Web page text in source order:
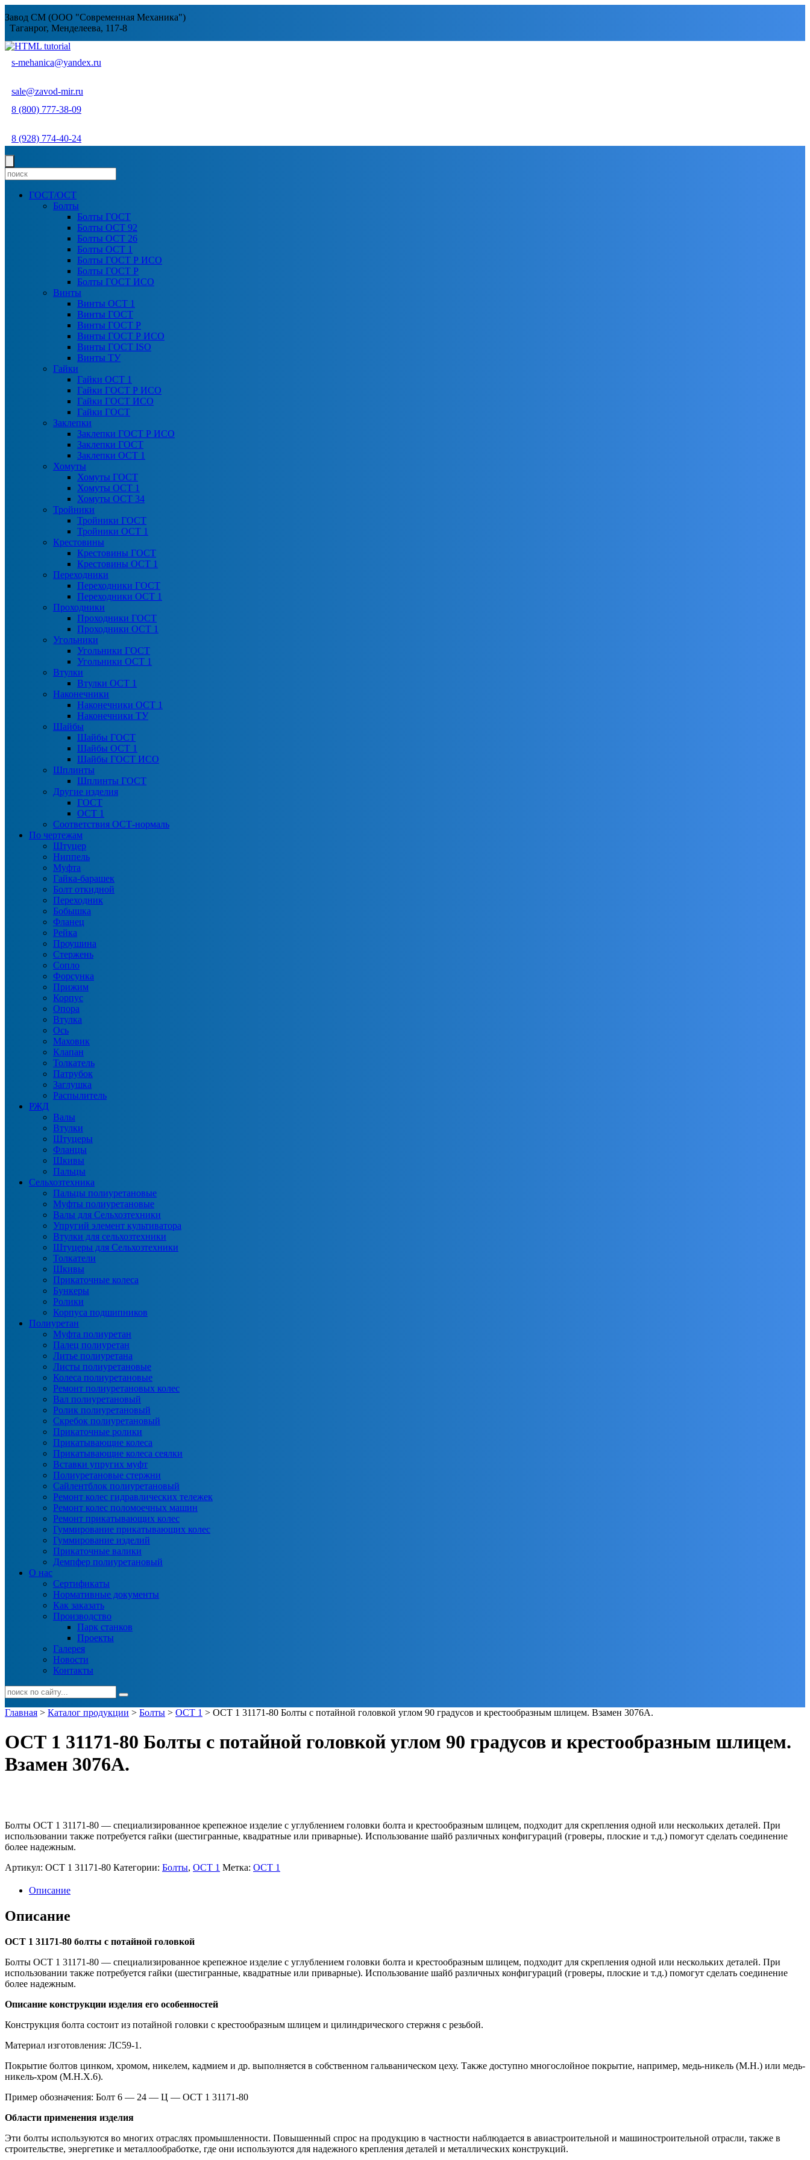
Завод СМ (ООО "Современная Механика")
Таганрог, Менделеева, 117-8
s-mehanica@yandex.ru
sale@zavod-mir.ru
8 (800) 777-38-09
8 (928) 774-40-24
ГОСТ/ОСТ
Болты
Болты ГОСТ
Болты ОСТ 92
Болты ОСТ 26
Болты ОСТ 1
Болты ГОСТ Р ИСО
Болты ГОСТ Р
Болты ГОСТ ИСО
Винты
Винты ОСТ 1
Винты ГОСТ
Винты ГОСТ Р
Винты ГОСТ Р ИСО
Винты ГОСТ ISO
Винты ТУ
Гайки
Гайки ОСТ 1
Гайки ГОСТ Р ИСО
Гайки ГОСТ ИСО
Гайки ГОСТ
Заклепки
Заклепки ГОСТ Р ИСО
Заклепки ГОСТ
Заклепки ОСТ 1
Хомуты
Хомуты ГОСТ
Хомуты ОСТ 1
Хомуты ОСТ 34
Тройники
Тройники ГОСТ
Тройники ОСТ 1
Крестовины
Крестовины ГОСТ
Крестовины ОСТ 1
Переходники
Переходники ГОСТ
Переходники ОСТ 1
Проходники
Проходники ГОСТ
Проходники ОСТ 1
Угольники
Угольники ГОСТ
Угольники ОСТ 1
Втулки
Втулки ОСТ 1
Наконечники
Наконечники ОСТ 1
Наконечники ТУ
Шайбы
Шайбы ГОСТ
Шайбы ОСТ 1
Шайбы ГОСТ ИСО
Шплинты
Шплинты ГОСТ
Другие изделия
ГОСТ
ОСТ 1
Соответствия ОСТ-нормаль
По чертежам
Штуцер
Ниппель
Муфта
Гайка-барашек
Болт откидной
Переходник
Бобышка
Фланец
Рейка
Проушина
Стержень
Сопло
Форсунка
Прижим
Корпус
Опора
Втулка
Ось
Маховик
Клапан
Толкатель
Патрубок
Заглушка
Распылитель
РЖД
Валы
Втулки
Штуцеры
Фланцы
Шкивы
Пальцы
Сельхозтехника
Пальцы полиуретановые
Муфты полиуретановые
Валы для Сельхозтехники
Упругий элемент культиватора
Втулки для сельхозтехники
Штуцеры для Сельхозтехники
Толкатели
Шкивы
Прикаточные колеса
Бункеры
Ролики
Корпуса подшипников
Полиуретан
Муфта полиуретан
Палец полиуретан
Литье полиуретана
Листы полиуретановые
Колеса полиуретановые
Ремонт полиуретановых колес
Вал полиуретановый
Ролик полиуретановый
Скребок полиуретановый
Прикаточные ролики
Прикатывающие колеса
Прикатывающие колеса сеялки
Вставки упругих муфт
Полиуретановые стержни
Сайлентблок полиуретановый
Ремонт колес гидравлических тележек
Ремонт колес поломоечных машин
Ремонт прикатывающих колес
Гуммирование прикатывающих колес
Гуммирование изделий
Прикаточные валики
Демпфер полиуретановый
О нас
Сертификаты
Нормативные документы
Как заказать
Производство
Парк станков
Проекты
Галерея
Новости
Контакты
Главная > Каталог продукции > Болты > ОСТ 1 > ОСТ 1 31171-80 Болты с потайной головкой углом 90 градусов и крестообразным шлицем. Взамен 3076А.
ОСТ 1 31171-80 Болты с потайной головкой углом 90 градусов и крестообразным шлицем.
Взамен 3076А.
Болты ОСТ 1 31171-80 — специализированное крепежное изделие c углублением головки болта и крестообразным шлицем, подходит для скрепления одной или нескольких деталей. При
использовании также потребуется гайки (шестигранные, квадратные или приварные). Использование шайб различных конфигураций (гроверы, плоские и т.д.) помогут сделать соединение
более надежным.
Артикул: ОСТ 1 31171-80 Категории: Болты, ОСТ 1 Метка: ОСТ 1
Описание
Описание
ОСТ 1 31171-80 болты с потайной головкой
Болты ОСТ 1 31171-80 — специализированное крепежное изделие c углублением головки болта и крестообразным шлицем, подходит для скрепления одной или нескольких деталей. При
использовании также потребуется гайки (шестигранные, квадратные или приварные). Использование шайб различных конфигураций (гроверы, плоские и т.д.) помогут сделать соединение
более надежным.
Описание конструкции изделия его особенностей
Конструкция болта состоит из потайной головки с крестообразным шлицем и цилиндрического стержня с резьбой.
Материал изготовления: ЛС59-1.
Покрытие болтов цинком, хромом, никелем, кадмием и др. выполняется в собственном гальваническом цеху. Также доступно многослойное покрытие, например, медь-никель (М.Н.) или медь-
никель-хром (М.Н.Х.6).
Пример обозначения: Болт 6 — 24 — Ц — ОСТ 1 31171-80
Области применения изделия
Эти болты используются во многих отраслях промышленности. Повышенный спрос на продукцию в частности наблюдается в авиастроительной и машиностроительной отрасли, также в
строительстве, энергетике и металлообработке, где они используются для надежного крепления деталей и металлических конструкций.